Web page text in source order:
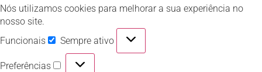
Nós utilizamos cookies para melhorar a sua experiência no
nosso site.
Funcionais
Sempre ativo
Preferências